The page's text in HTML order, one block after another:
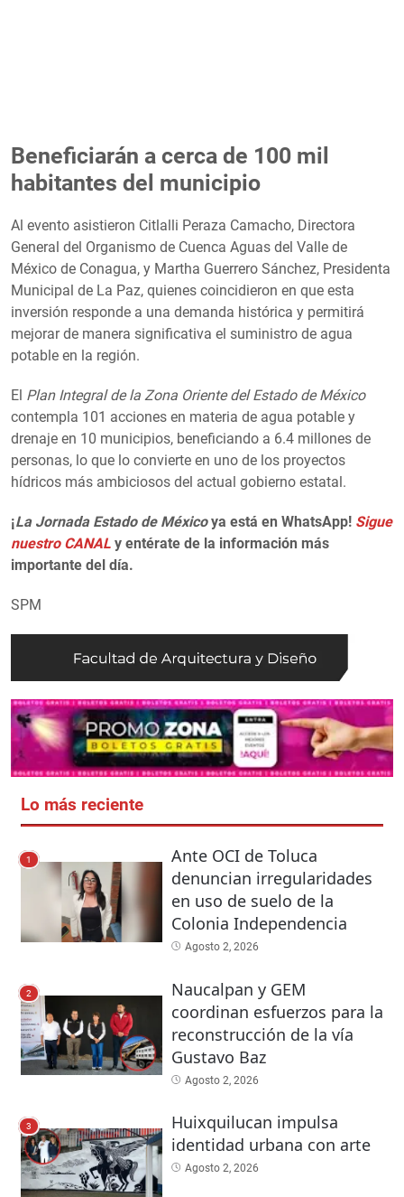
Beneficiarán a cerca de 100 mil
habitantes del municipio
Al evento asistieron Citlalli Peraza Camacho, Directora
General del Organismo de Cuenca Aguas del Valle de
México de Conagua, y Martha Guerrero Sánchez, Presidenta
Municipal de La Paz, quienes coincidieron en que esta
inversión responde a una demanda histórica y permitirá
mejorar de manera significativa el suministro de agua
potable en la región.
El Plan Integral de la Zona Oriente del Estado de México
contempla 101 acciones en materia de agua potable y
drenaje en 10 municipios, beneficiando a 6.4 millones de
personas, lo que lo convierte en uno de los proyectos
hídricos más ambiciosos del actual gobierno estatal.
¡La Jornada Estado de Méxicoya está en WhatsApp! Sigue
nuestro CANAL y entérate de la información más
importante del día.
SPM
Lo más reciente
1
Ante OCI de Toluca
denuncian irregularidades
en uso de suelo de la
Colonia Independencia
Agosto 2, 2026
2
Naucalpan y GEM
coordinan esfuerzos para la
reconstrucción de la vía
Gustavo Baz
Agosto 2, 2026
3
Huixquilucan impulsa
identidad urbana con arte
Agosto 2, 2026